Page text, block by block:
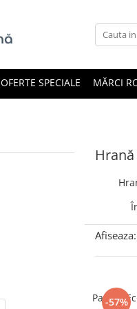
OFERTE SPECIALE MĂRCI
Afiseaza:
-57%
Pachet